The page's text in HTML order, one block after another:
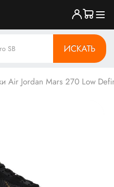
ИСКАТЬ
Air Jordan Mars 270 Low